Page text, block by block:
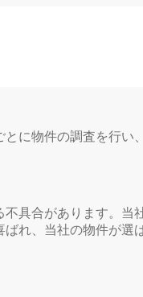
に物件の調査を行い
具合があります。当
れ、当社の物件が選